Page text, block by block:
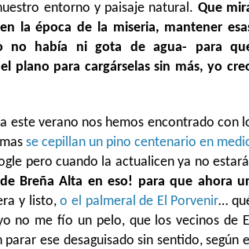
entorno y paisaje natural. Que
la época de la miseria, mantener
no había ni gota de agua- para
plano para cargárselas sin más, yo
este verano nos hemos encontrado con
se cepillan un pino centenario en
pero cuando la actualicen ya no
Breña Alta en eso! para que ahora
y listo,o el palmeral de El Porvenir…
no me fío un pelo, que los vecinos de
ese desaguisado sin sentido, según